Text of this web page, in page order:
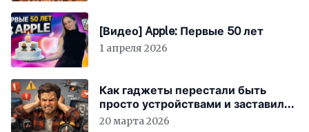
[Видео] Apple: Первые 50 лет
1 апреля 2026
Как гаджеты перестали быть
просто устройствами и заставили
вас бесплатно работать
20 марта 2026